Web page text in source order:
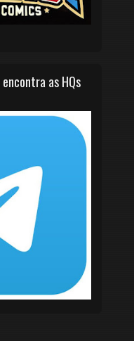
encontra as HQs